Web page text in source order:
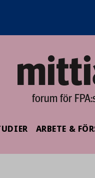
forum för
ARBETE &